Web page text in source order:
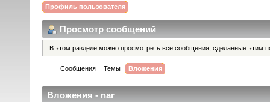
Профиль пользователя
Просмотр сообщений
В этом разделе можно просмотреть все сообщения, сделанные этим
Сообщения Темы Вложения
Вложения - nar